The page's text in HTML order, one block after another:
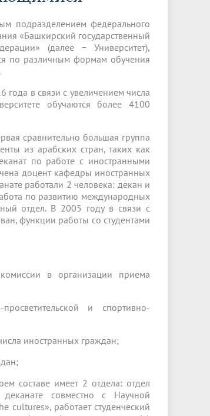
сайта
университета
качества
итоговая аттестация
оценка качества
по хирургии с
участием
учебная библиотека
специалиста
в сфере
фонды
издания
кардиологии
кураторов
БГМУ – ветераны ВОВ
75-летия Победы в
подразделением федерального
«Башкирский государственный
(далее − Университет),
по различным формам обучения
в связи с увеличением числа
обучаются более 4100
сравнительно большая группа
из арабских стран, таких как
по работе с иностранными
доцент кафедры иностранных
работали 2 человека: декан и
по развитию международных
отдел. В 2005 году в связи с
функции работы со студентами
в организации приема
и спортивно-
иностранных граждан;
составе имеет 2 отдела: отдел
совместно с Научной
cultures», работает студенческий